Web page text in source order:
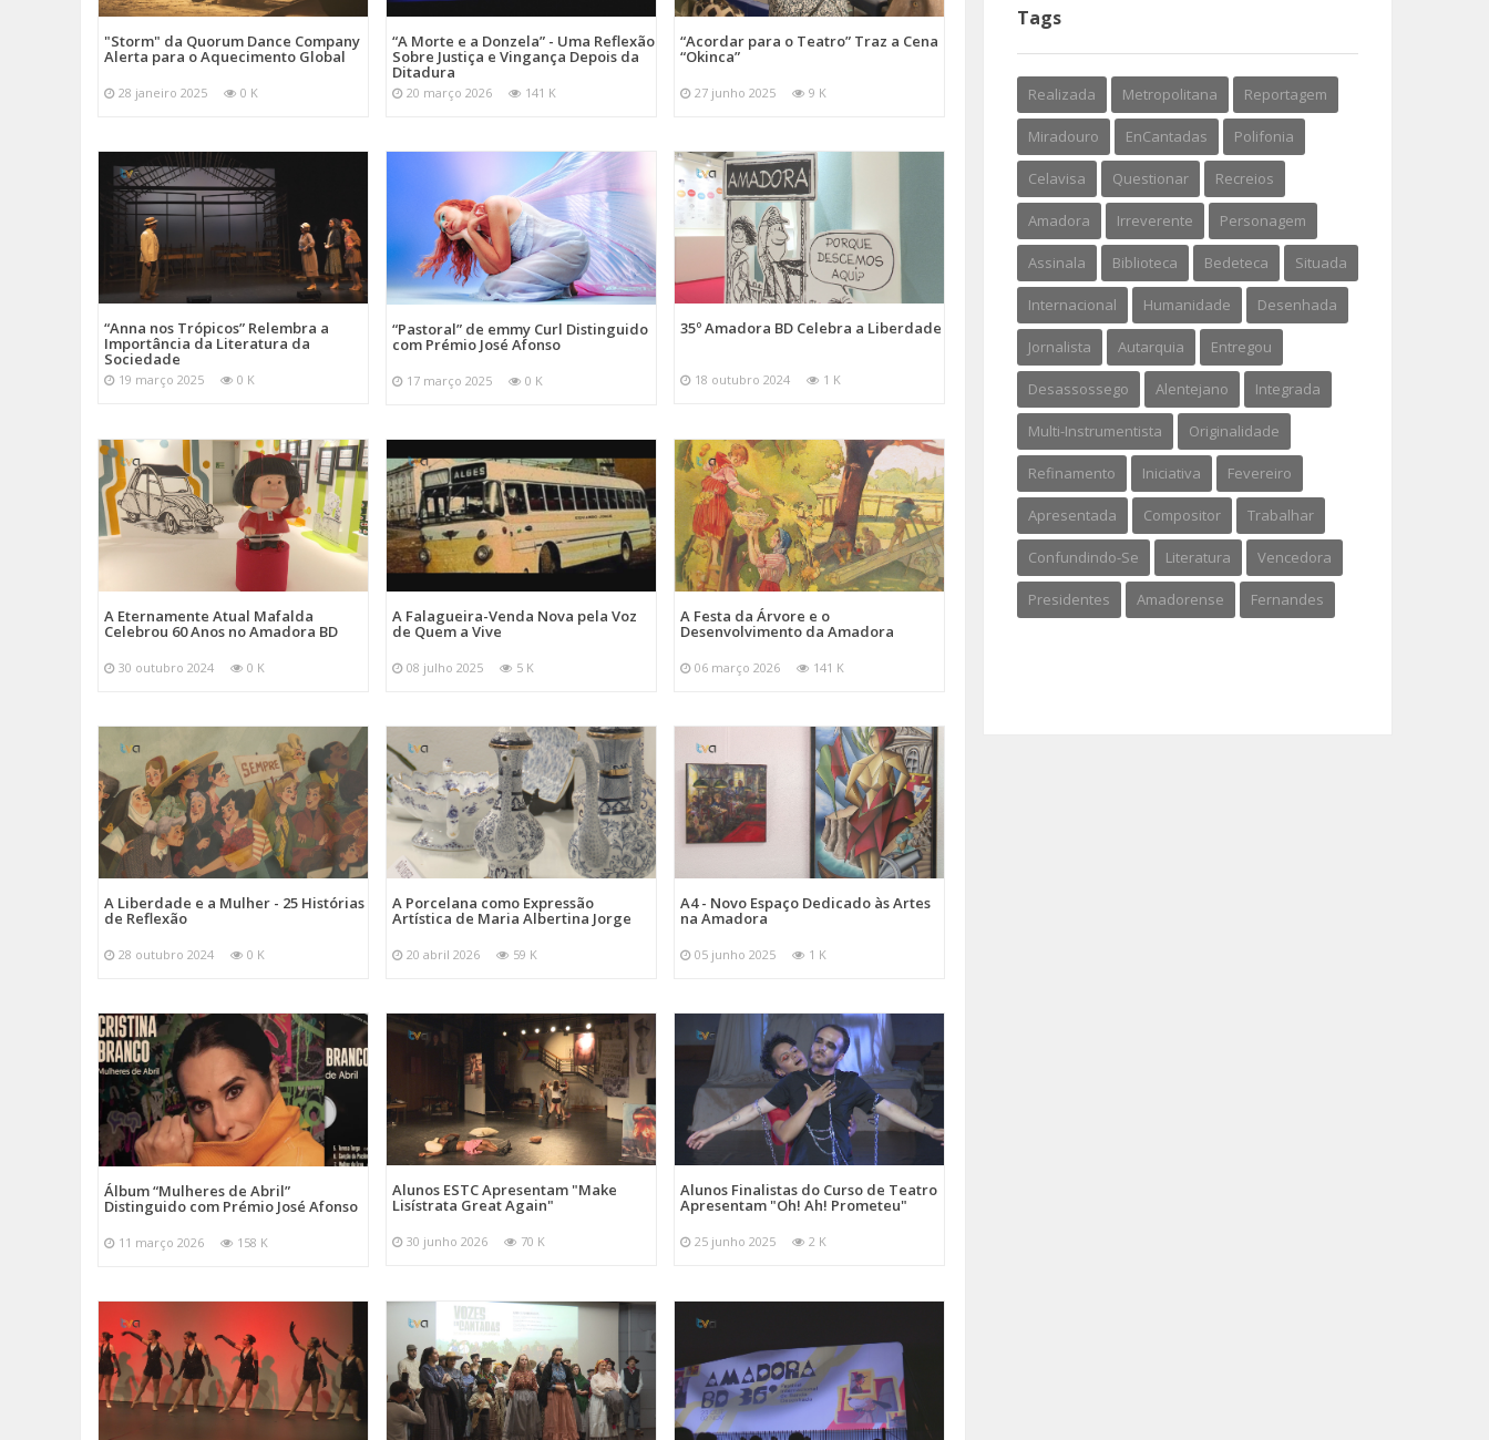
"Storm" da Quorum Dance Company
Alerta para o Aquecimento Global
28 janeiro 2025 0 K
“A Morte e a Donzela” - Uma Reflexão
Sobre Justiça e Vingança Depois da
Ditadura
20 março 2026 141 K
“Acordar para o Teatro” Traz a Cena
“Okinca”
27 junho 2025 9 K
“Anna nos Trópicos” Relembra a
Importância da Literatura da
Sociedade
19 março 2025 0 K
“Pastoral” de emmy Curl Distinguido
com Prémio José Afonso
17 março 2025 0 K
35º Amadora BD Celebra a Liberdade
18 outubro 2024 1 K
A Eternamente Atual Mafalda
Celebrou 60 Anos no Amadora BD
30 outubro 2024 0 K
A Falagueira-Venda Nova pela Voz
de Quem a Vive
08 julho 2025 5 K
A Festa da Árvore e o
Desenvolvimento da Amadora
06 março 2026 141 K
A Liberdade e a Mulher - 25 Histórias
de Reflexão
28 outubro 2024 0 K
A Porcelana como Expressão
Artística de Maria Albertina Jorge
20 abril 2026 59 K
A4 - Novo Espaço Dedicado às Artes
na Amadora
05 junho 2025 1 K
Álbum “Mulheres de Abril”
Distinguido com Prémio José Afonso
11 março 2026 158 K
Alunos ESTC Apresentam "Make
Lisístrata Great Again"
30 junho 2026 70 K
Alunos Finalistas do Curso de Teatro
Apresentam "Oh! Ah! Prometeu"
25 junho 2025 2 K
Tags
Realizada Metropolitana Reportagem
Miradouro EnCantadas Polifonia
Celavisa Questionar Recreios
Amadora Irreverente Personagem
Assinala Biblioteca Bedeteca Situada
Internacional Humanidade Desenhada
Jornalista Autarquia Entregou
Desassossego Alentejano Integrada
Multi-Instrumentista Originalidade
Refinamento Iniciativa Fevereiro
Apresentada Compositor Trabalhar
Confundindo-Se Literatura Vencedora
Presidentes Amadorense Fernandes